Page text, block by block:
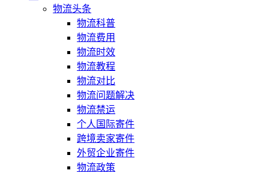
物流头条
物流科普
物流费用
物流时效
物流教程
物流对比
物流问题解决
物流禁运
个人国际寄件
跨境卖家寄件
外贸企业寄件
物流政策